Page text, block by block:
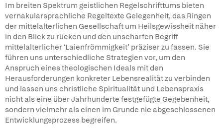
Im breiten Spektrum geistlichen Regelschrifttums bieten
vernakularsprachliche Regeltexte Gelegenheit, das Ringen
der mittelalterlichen Gesellschaft um Heilsgewissheit näher
in den Blick zu rücken und den unscharfen Begriff
mittelalterlicher ‘Laienfrömmigkeit’ präziser zu fassen. Sie
führen uns unterschiedliche Strategien vor, um den
Anspruch eines theologischen Ideals mit den
Herausforderungen konkreter Lebensrealität zu verbinden
und lassen uns christliche Spiritualität und Lebenspraxis
nicht als eine über Jahrhunderte festgefügte Gegebenheit,
sondern vielmehr als einen im Grunde nie abgeschlossenen
Entwicklungsprozess begreifen.